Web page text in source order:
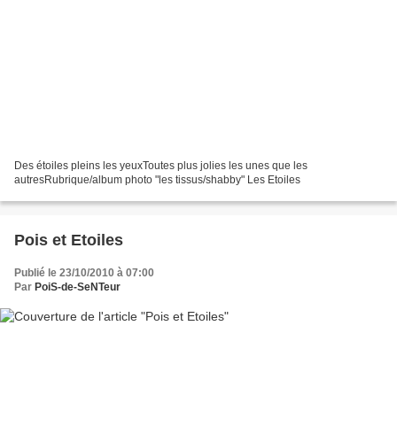
Des étoiles pleins les yeuxToutes plus jolies les unes que les
autresRubrique/album photo "les tissus/shabby" Les Etoiles
Pois et Etoiles
Publié le 23/10/2010 à 07:00
Par PoiS-de-SeNTeur